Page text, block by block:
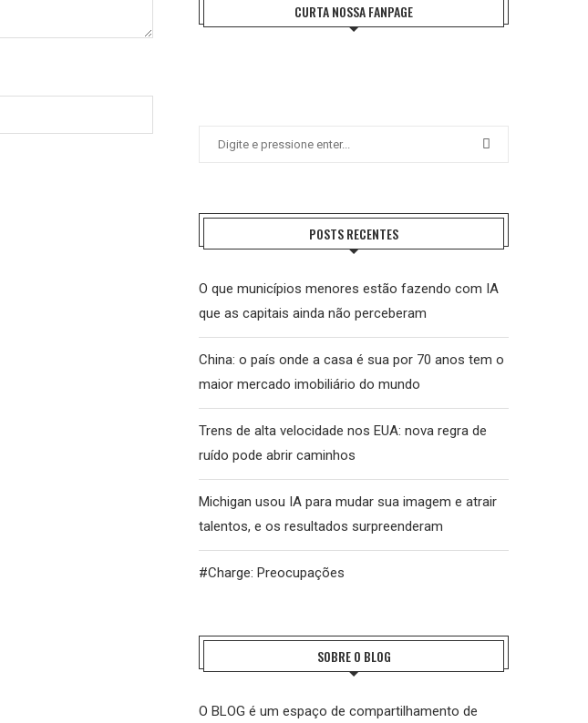
CURTA NOSSA FANPAGE
POSTS RECENTES
O que municípios menores estão fazendo com IA
que as capitais ainda não perceberam
China: o país onde a casa é sua por 70 anos tem o
maior mercado imobiliário do mundo
Trens de alta velocidade nos EUA: nova regra de
ruído pode abrir caminhos
Michigan usou IA para mudar sua imagem e atrair
talentos, e os resultados surpreenderam
#Charge: Preocupações
SOBRE O BLOG
O BLOG é um espaço de compartilhamento de